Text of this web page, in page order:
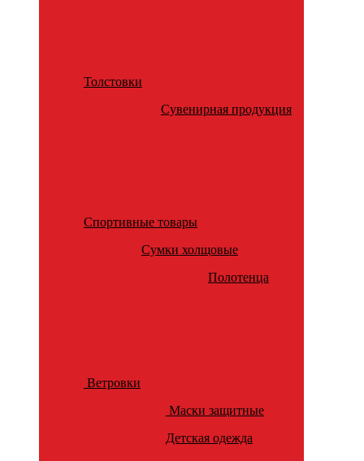
Толстовки
Сувенирная продукция
Спортивные товары
Сумки холщовые
Полотенца
Ветровки
Маски защитные
Детская одежда